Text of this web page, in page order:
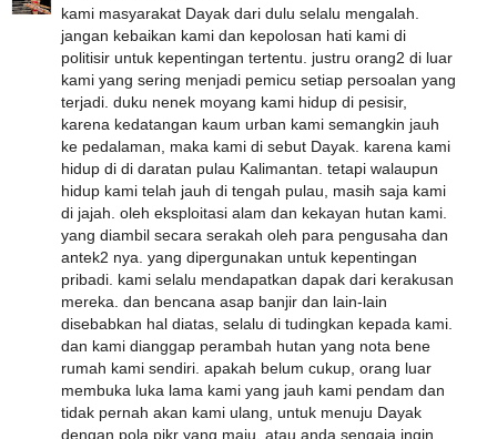
kami masyarakat Dayak dari dulu selalu mengalah.
jangan kebaikan kami dan kepolosan hati kami di
politisir untuk kepentingan tertentu. justru orang2 di luar
kami yang sering menjadi pemicu setiap persoalan yang
terjadi. duku nenek moyang kami hidup di pesisir,
karena kedatangan kaum urban kami semangkin jauh
ke pedalaman, maka kami di sebut Dayak. karena kami
hidup di di daratan pulau Kalimantan. tetapi walaupun
hidup kami telah jauh di tengah pulau, masih saja kami
di jajah. oleh eksploitasi alam dan kekayan hutan kami.
yang diambil secara serakah oleh para pengusaha dan
antek2 nya. yang dipergunakan untuk kepentingan
pribadi. kami selalu mendapatkan dapak dari kerakusan
mereka. dan bencana asap banjir dan lain-lain
disebabkan hal diatas, selalu di tudingkan kepada kami.
dan kami dianggap perambah hutan yang nota bene
rumah kami sendiri. apakah belum cukup, orang luar
membuka luka lama kami yang jauh kami pendam dan
tidak pernah akan kami ulang, untuk menuju Dayak
dengan pola pikr yang maju. atau anda sengaja ingin